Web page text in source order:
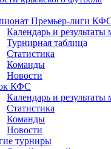
Премьер-лиги
Календарь и результаты
Турнирная таблица
Статистика
Команды
Новости
КФС
Календарь и результаты
Статистика
Команды
Новости
турниры